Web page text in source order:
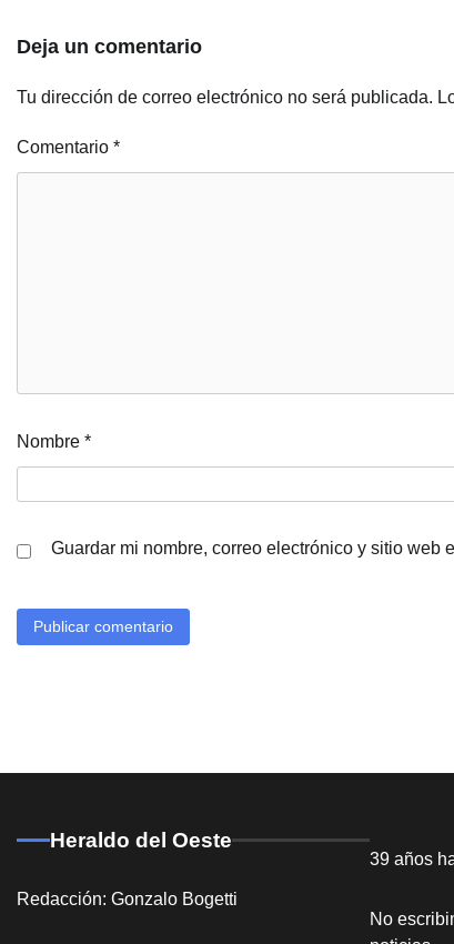
Deja un comentario
Tu dirección de correo electrónico no será publicada.
Comentario *
Nombre *
Guardar mi nombre, correo electrónico y sitio web
Heraldo del Oeste
Redacción: Gonzalo Bogetti
39 años
No